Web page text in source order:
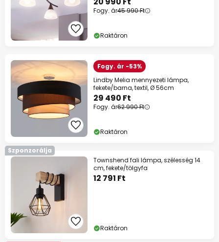
Fogy. ár45 990 Ft
Raktáron
Fogy. ár -53%
Lindby Melia mennyezeti lámpa,
fekete/barna, textil, Ø 56cm
29 490 Ft
Fogy. ár62 990 Ft
Raktáron
Szponzorálja
Townshend fali lámpa, szélesség 14
cm, fekete/tölgyfa
12 791 Ft
Raktáron